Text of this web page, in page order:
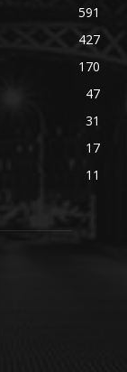
591
427
170
47
31
17
11